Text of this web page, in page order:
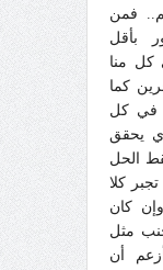
فمن
بأقل
كل منا
كما
في كل
يحقق
الحل
كلا
كان
مثل
أن